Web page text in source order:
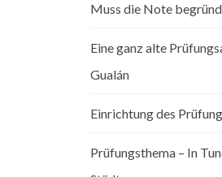
Muss die Note
Eine ganz alte
Gualán
Einrichtung des
Prüfungsthema – In